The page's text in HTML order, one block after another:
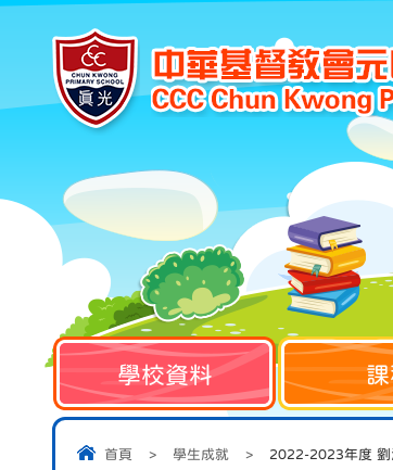
學校資料
首頁 > 學生成就 > 2022-2023年度 劉